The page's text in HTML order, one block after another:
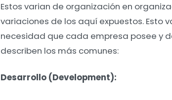
Estos varian de organización en
variaciones de los aquí expuestos. Esto
necesidad que cada empresa posee y
describen los más comunes:
Desarrollo (Development):